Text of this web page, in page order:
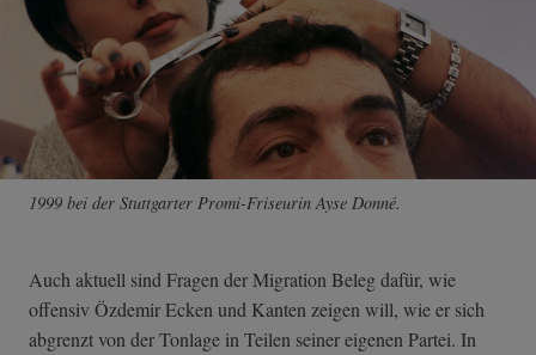
1999 bei der Stuttgarter Promi-Friseurin Ayse Donné.
Auch aktuell sind Fragen der Migration Beleg dafür, wie
offensiv Özdemir Ecken und Kanten zeigen will, wie er sich
abgrenzt von der Tonlage in Teilen seiner eigenen Partei. In